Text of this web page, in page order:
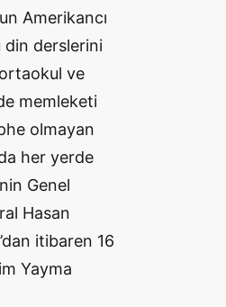
Amerikancı
din derslerini
ve
memleketi
olmayan
her yerde
Genel
Hasan
itibaren 16
Yayma